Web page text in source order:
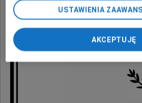
Żegnamy
naszego
Dziekan i
na Twoim urządzeniu końcowym.
chwili zmienić swoje preferencje dot.
preferencjami dot. przetwarzania
odnośnik „Ustawienia prywatności” w
My, nasi Zaufani Partnerzy i Agora
USTAWIENIA
AKCEPTUJĘ